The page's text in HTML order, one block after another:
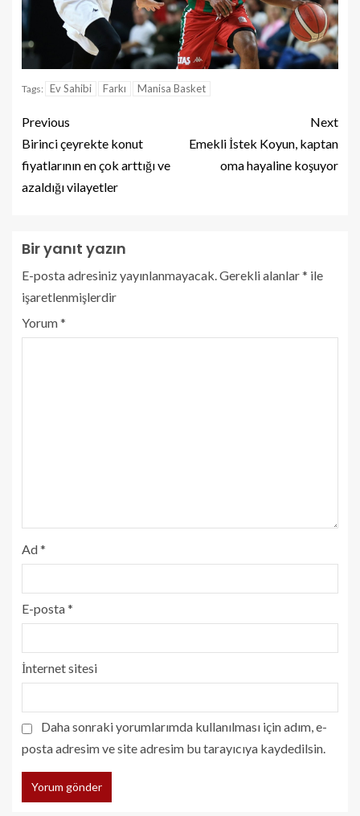
Tags: Ev Sahibi Farkı Manisa Basket
Previous
Birinci çeyrekte konut
fiyatlarının en çok arttığı ve
azaldığı vilayetler
Next
Emekli İstek Koyun, kaptan
oma hayaline koşuyor
Bir yanıt yazın
E-posta adresiniz yayınlanmayacak.Gerekli alanlar* ile
işaretlenmişlerdir
Yorum*
Ad*
E-posta*
İnternet sitesi
Daha sonraki yorumlarımda kullanılması için adım, e-
posta adresim ve site adresim bu tarayıcıya kaydedilsin.